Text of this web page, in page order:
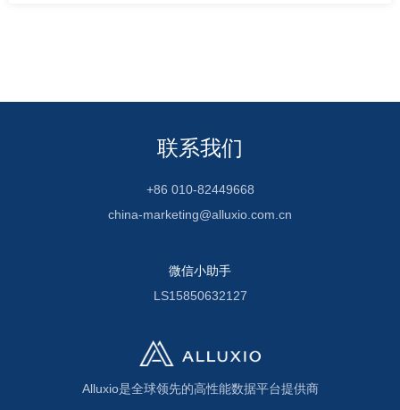
联系我们
+86 010-82449668
china-marketing@alluxio.com.cn
微信小助手
LS15850632127
Alluxio是全球领先的高性能数据平台提供商